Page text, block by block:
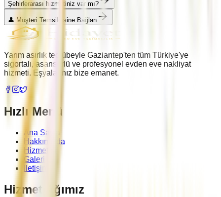
Şehirlerarası hizmetiniz var mı?
👤 Müşteri Temsilcisine Bağlan
Yarım asırlık tecrübeyle Gaziantep'ten tüm Türkiye'ye
sigortalı, asansörlü ve profesyonel evden eve nakliyat
hizmeti. Eşyalarınız bize emanet.
Hızlı Menü
Ana Sayfa
Hakkımızda
Hizmetler
Galeri
İletişim
Hizmet Ağımız